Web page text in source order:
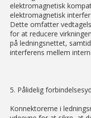
elektromagnetisk
elektromagnetisk
Dette omfatter
for at reducere
på ledningsnettet,
interferens mellem
5. Pålidelig
Konnektorerne i